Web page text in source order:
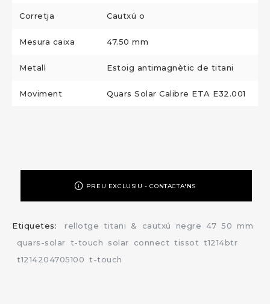
Corretja Cautxú o
Mesura caixa 47.50 mm
Metall Estoig antimagnètic de titani
Moviment Quars Solar Calibre ETA E32.001
PREU EXCLUSIU - CONTACTA'NS
Etiquetes: rellotge titani & cautxú negre 47 50 mm
quars-solar t-touch solar connect tissot t1214btr
t1214204705100 t-touch